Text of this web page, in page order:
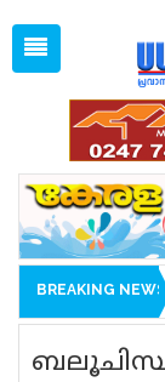
1 GBP =
Latest News
Associations
Spiritual
UK NEWS
Open
Menu
BREAKING NEWS